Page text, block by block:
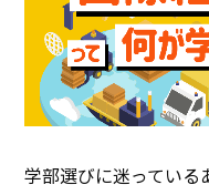
学部選びに迷ってい